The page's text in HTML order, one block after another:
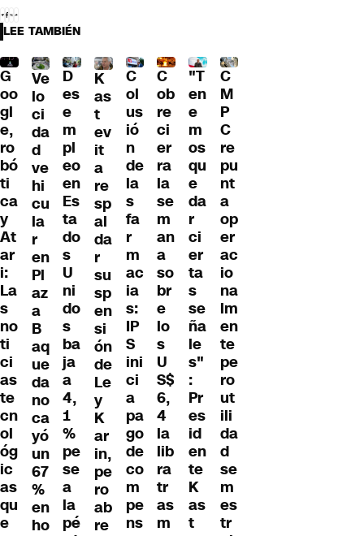
LEE TAMBIÉN
G
oo
gl
e,
ro
bó
ti
ca
y
At
ar
i:
La
s
no
ti
ci
as
te
cn
ol
óg
ic
as
qu
e
Ve
lo
ci
da
d
ve
hi
cu
la
r
en
Pl
az
a
B
aq
ue
da
no
ca
yó
un
67
%
en
ho
D
es
e
m
pl
eo
en
Es
ta
do
s
U
ni
do
s
ba
ja
a
4,
1
%
pe
se
a
la
pé
K
as
t
ev
it
a
re
sp
al
da
r
su
sp
en
si
ón
de
Le
y
K
ar
in,
pe
ro
ab
re
C
ol
us
ió
n
de
la
s
fa
r
m
ac
ia
s:
IP
S
ini
ci
a
pa
go
de
co
m
pe
ns
C
ob
re
ci
er
ra
la
se
m
an
a
so
br
e
lo
s
U
S$
6,
4
la
lib
ra
tr
as
m
"T
en
e
m
os
qu
e
da
r
ci
er
ta
s
se
ña
le
s"
:
Pr
es
id
en
te
K
as
t
C
M
P
C
re
pu
nt
a
op
er
ac
io
na
lm
en
te
pe
ro
ut
ili
da
d
se
m
es
tr